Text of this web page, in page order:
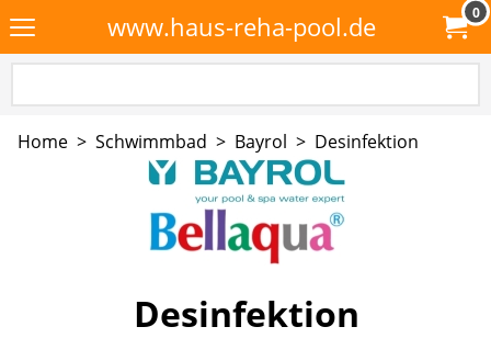
www.haus-reha-pool.de 0
Home > Schwimmbad > Bayrol > Desinfektion
Desinfektion